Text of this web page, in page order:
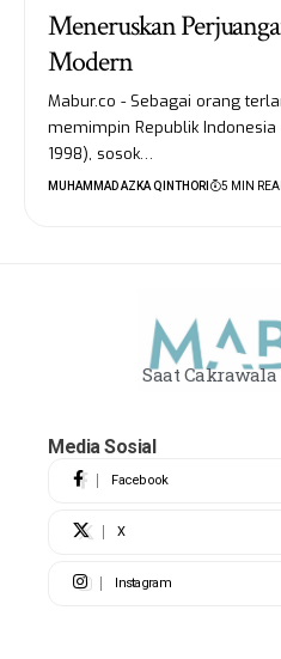
Meneruskan
Modern
Mabur.co - Sebagai orang
memimpin Republik
1998), sosok…
MUHAMMAD AZKA QINTHORI 5 MIN
Saat
Media Sosial
Facebook
X
Instagram